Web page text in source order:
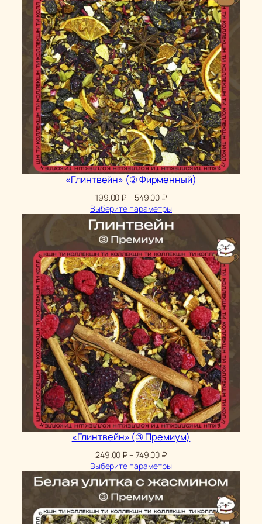
«Глинтвейн» (② Фирменный)
199.00 ₽– 549.00 ₽Диапазон
цен:
199.00 ₽
–
Выберите параметры
«Глинтвейн» (③ Премиум)
249.00 ₽– 749.00 ₽Диапазон
цен:
249.00 ₽
–
Выберите параметры